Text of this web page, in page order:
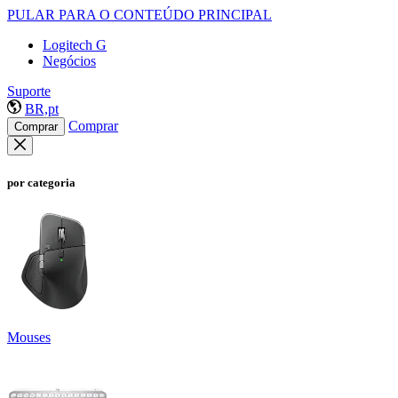
PULAR PARA O CONTEÚDO PRINCIPAL
Logitech G
Negócios
Suporte
BR,pt
Comprar Comprar
por categoria
Mouses